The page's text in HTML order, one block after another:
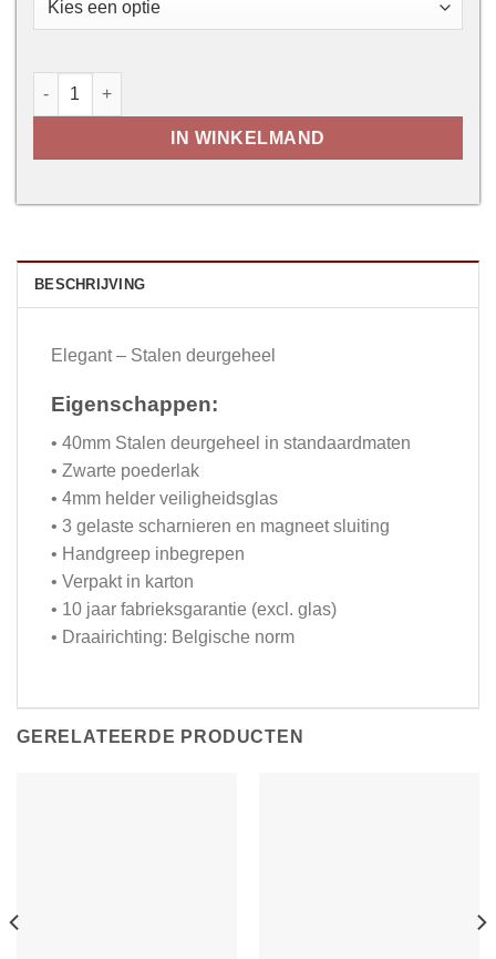
Elegant - Stalen deurgeheel aantal
IN WINKELMAND
BESCHRIJVING
Elegant – Stalen deurgeheel
Eigenschappen:
• 40mm Stalen deurgeheel in standaardmaten
• Zwarte poederlak
• 4mm helder veiligheidsglas
• 3 gelaste scharnieren en magneet sluiting
• Handgreep inbegrepen
• Verpakt in karton
• 10 jaar fabrieksgarantie (excl. glas)
• Draairichting: Belgische norm
GERELATEERDE PRODUCTEN